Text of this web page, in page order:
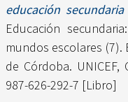
educación
Educación
mundos escolares
de Córdoba. UNICEF,
987-626-292-7 [Libro]